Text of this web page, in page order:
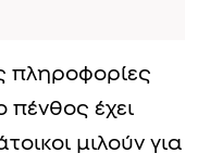
πληροφορίες
έχει
μιλούν για